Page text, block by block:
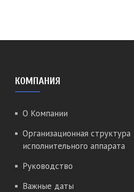
КОМПАНИЯ
О Компании
Организационная структура
исполнительного аппарата
Руководство
Важные даты